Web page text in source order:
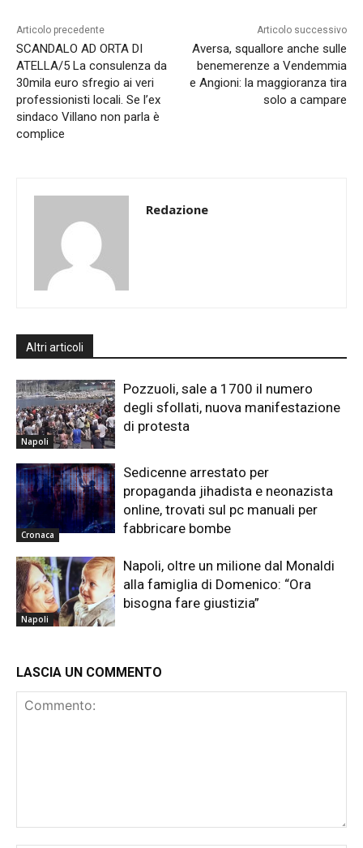
Articolo precedente
SCANDALO AD ORTA DI
ATELLA/5 La consulenza da
30mila euro sfregio ai veri
professionisti locali. Se l’ex
sindaco Villano non parla è
complice
Articolo successivo
Aversa, squallore anche sulle
benemerenze a Vendemmia
e Angioni: la maggioranza tira
solo a campare
Redazione
Altri articoli
Napoli
Pozzuoli, sale a 1700 il numero
degli sfollati, nuova manifestazione
di protesta
Cronaca
Sedicenne arrestato per
propaganda jihadista e neonazista
online, trovati sul pc manuali per
fabbricare bombe
Napoli
Napoli, oltre un milione dal Monaldi
alla famiglia di Domenico: “Ora
bisogna fare giustizia”
LASCIA UN COMMENTO